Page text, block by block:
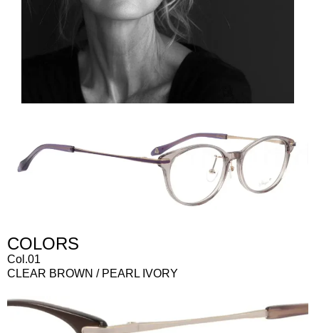
COLORS
Col.01
CLEAR BROWN / PEARL IVORY